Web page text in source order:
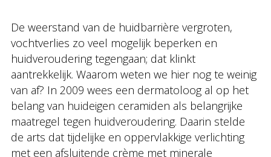
De weerstand van de huidbarrière vergroten,
vochtverlies zo veel mogelijk beperken en
huidveroudering tegengaan; dat klinkt
aantrekkelijk. Waarom weten we hier nog te weinig
van af? In 2009 wees een dermatoloog al op het
belang van huideigen ceramiden als belangrijke
maatregel tegen huidveroudering. Daarin stelde
de arts dat tijdelijke en oppervlakkige verlichting
met een afsluitende crème met minerale